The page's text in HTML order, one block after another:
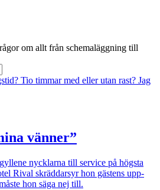
om allt från schemaläggning till
Tio timmar med eller utan rast? Jag
vänner”
nycklarna till service på högsta
Rival skräddarsyr hon gästens upp­
hon säga nej till.